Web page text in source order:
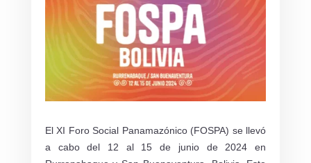
El XI Foro Social Panamazónico (FOSPA) se llevó
a cabo del 12 al 15 de junio de 2024 en